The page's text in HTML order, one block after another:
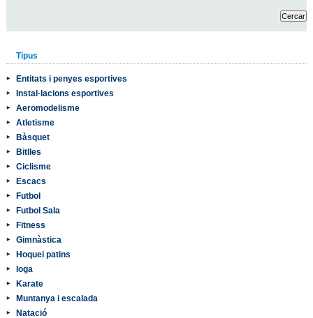
Tipus
Entitats i penyes esportives
Instal·lacions esportives
Aeromodelisme
Atletisme
Bàsquet
Bitlles
Ciclisme
Escacs
Futbol
Futbol Sala
Fitness
Gimnàstica
Hoquei patins
Ioga
Karate
Muntanya i escalada
Natació